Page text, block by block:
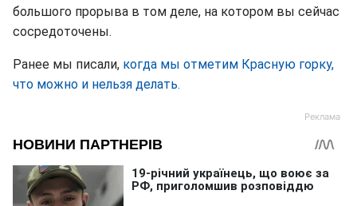
большого прорыва в том деле, на котором вы сейчас
сосредоточены.
Ранее мы писали, когда мы отметим Красную горку,
что можно и нельзя делать.